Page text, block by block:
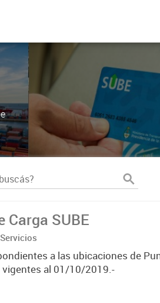
Carga SUBE
a las ubicaciones de
vigentes al 01/10/2019.-